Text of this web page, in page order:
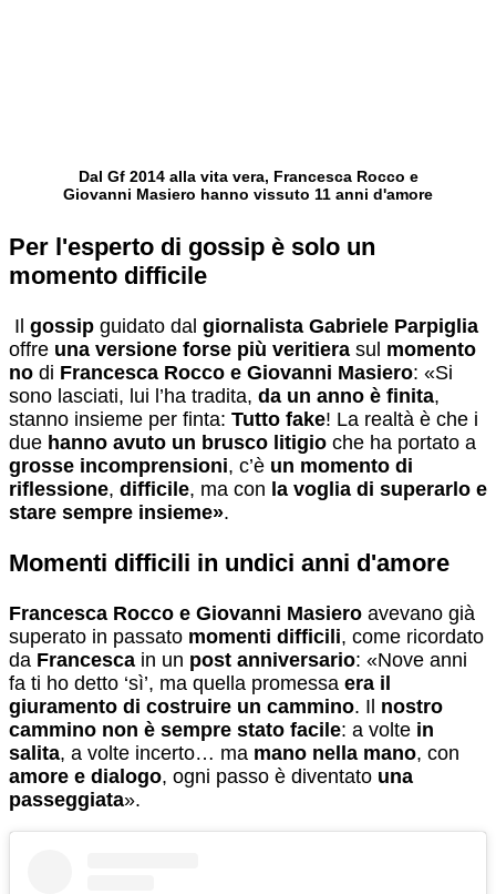
Dal Gf 2014 alla vita vera, Francesca Rocco e
Giovanni Masiero hanno vissuto 11 anni d'amore
Per l'esperto di gossip è solo un
momento difficile
Il gossip guidato dal giornalista Gabriele Parpiglia
offre una versione forse più veritiera sul momento
no di Francesca Rocco e Giovanni Masiero: «Si
sono lasciati, lui l’ha tradita, da un anno è finita,
stanno insieme per finta: Tutto fake! La realtà è che i
due hanno avuto un brusco litigio che ha portato a
grosse incomprensioni, c’è un momento di
riflessione, difficile, ma con la voglia di superarlo e
stare sempre insieme».
Momenti difficili in undici anni d'amore
Francesca Rocco e Giovanni Masiero avevano già
superato in passato momenti difficili, come ricordato
da Francesca in un post anniversario: «Nove anni
fa ti ho detto ‘sì’, ma quella promessa era il
giuramento di costruire un cammino. Il nostro
cammino non è sempre stato facile: a volte in
salita, a volte incerto… ma mano nella mano, con
amore e dialogo, ogni passo è diventato una
passeggiata».